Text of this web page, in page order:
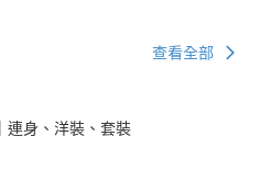
查看全部
｜連身、洋裝、套裝